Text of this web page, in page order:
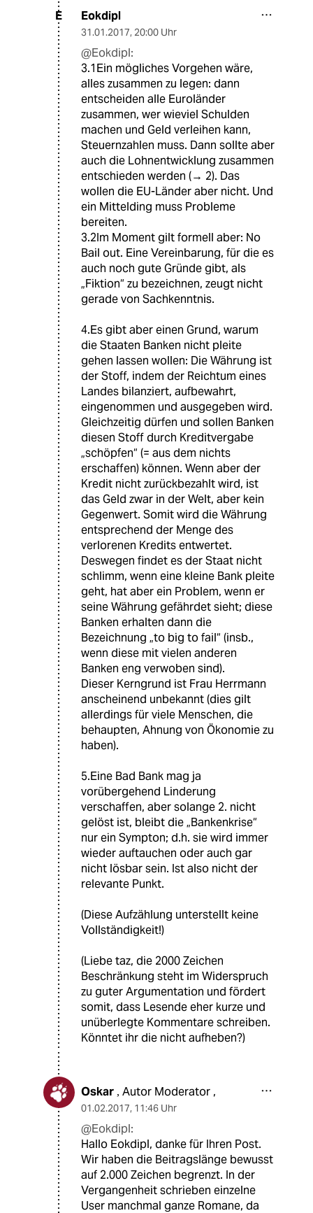
E Eokdipl
31.01.2017, 20:00 Uhr
@Eokdipl:
3.1Ein mögliches Vorgehen wäre,
alles zusammen zu legen: dann
entscheiden alle Euroländer
zusammen, wer wieviel Schulden
machen und Geld verleihen kann,
Steuernzahlen muss. Dann sollte aber
auch die Lohnentwicklung zusammen
entschieden werden (→ 2). Das
wollen die EU-Länder aber nicht. Und
ein Mittelding muss Probleme
bereiten.
3.2Im Moment gilt formell aber: No
Bail out. Eine Vereinbarung, für die es
auch noch gute Gründe gibt, als
„Fiktion“ zu bezeichnen, zeugt nicht
gerade von Sachkenntnis.
4.Es gibt aber einen Grund, warum
die Staaten Banken nicht pleite
gehen lassen wollen: Die Währung ist
der Stoff, indem der Reichtum eines
Landes bilanziert, aufbewahrt,
eingenommen und ausgegeben wird.
Gleichzeitig dürfen und sollen Banken
diesen Stoff durch Kreditvergabe
„schöpfen“ (= aus dem nichts
erschaffen) können. Wenn aber der
Kredit nicht zurückbezahlt wird, ist
das Geld zwar in der Welt, aber kein
Gegenwert. Somit wird die Währung
entsprechend der Menge des
verlorenen Kredits entwertet.
Deswegen findet es der Staat nicht
schlimm, wenn eine kleine Bank pleite
geht, hat aber ein Problem, wenn er
seine Währung gefährdet sieht; diese
Banken erhalten dann die
Bezeichnung „to big to fail“ (insb.,
wenn diese mit vielen anderen
Banken eng verwoben sind).
Dieser Kerngrund ist Frau Herrmann
anscheinend unbekannt (dies gilt
allerdings für viele Menschen, die
behaupten, Ahnung von Ökonomie zu
haben).
5.Eine Bad Bank mag ja
vorübergehend Linderung
verschaffen, aber solange 2. nicht
gelöst ist, bleibt die „Bankenkrise“
nur ein Sympton; d.h. sie wird immer
wieder auftauchen oder auch gar
nicht lösbar sein. Ist also nicht der
relevante Punkt.
(Diese Aufzählung unterstellt keine
Vollständigkeit!)
(Liebe taz, die 2000 Zeichen
Beschränkung steht im Widerspruch
zu guter Argumentation und fördert
somit, dass Lesende eher kurze und
unüberlegte Kommentare schreiben.
Könntet ihr die nicht aufheben?)
Oskar , Autor Moderator ,
01.02.2017, 11:46 Uhr
@Eokdipl:
Hallo Eokdipl, danke für Ihren Post.
Wir haben die Beitragslänge bewusst
auf 2.000 Zeichen begrenzt. In der
Vergangenheit schrieben einzelne
User manchmal ganze Romane, da